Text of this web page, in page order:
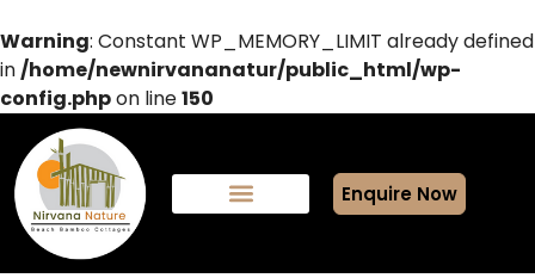
Warning: Constant WP_MEMORY_LIMIT already defined
in/home/newnirvananatur/public_html/wp-
config.phpon line150
Enquire Now